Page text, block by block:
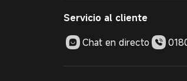
Servicio al cliente
Chat en directo